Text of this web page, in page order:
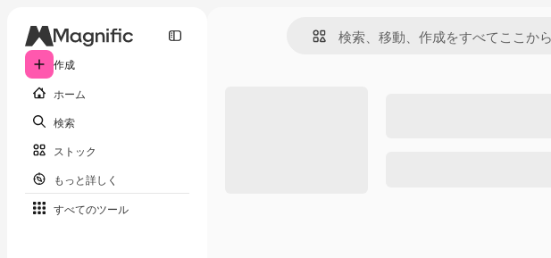
作成
ホーム
検索
ストック
もっと詳しく
すべてのツール